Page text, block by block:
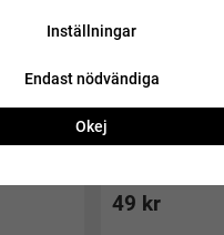
(3)
49 kr
Inställningar
Endast nödvändiga
Okej